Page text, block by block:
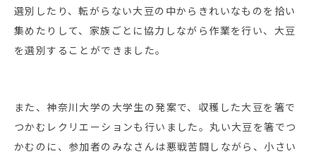
選別したり、転がらない大豆の中からきれいなものを拾い
集めたりして、家族ごとに協力しながら作業を行い、大豆
を選別することができました。
また、神奈川大学の大学生の発案で、収穫した大豆を箸で
つかむレクリエーションも行いました。丸い大豆を箸でつ
かむのに、参加者のみなさんは悪戦苦闘しながら、小さい